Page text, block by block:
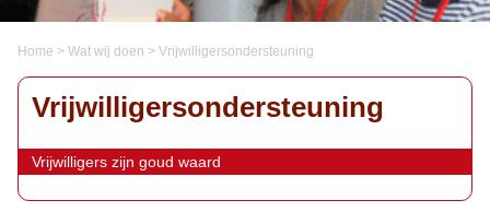
Home > Wat wij doen > Vrijwilligersondersteuning
Vrijwilligersondersteuning
Vrijwilligers zijn goud waard